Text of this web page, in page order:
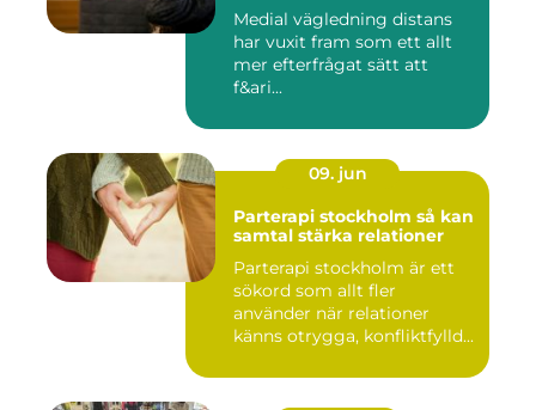
Medial vägledning distans
har vuxit fram som ett allt
mer efterfrågat sätt att
f&ari...
09. jun
Parterapi stockholm så kan
samtal stärka relationer
Parterapi stockholm är ett
sökord som allt fler
använder när relationer
känns otrygga, konfliktfylld...